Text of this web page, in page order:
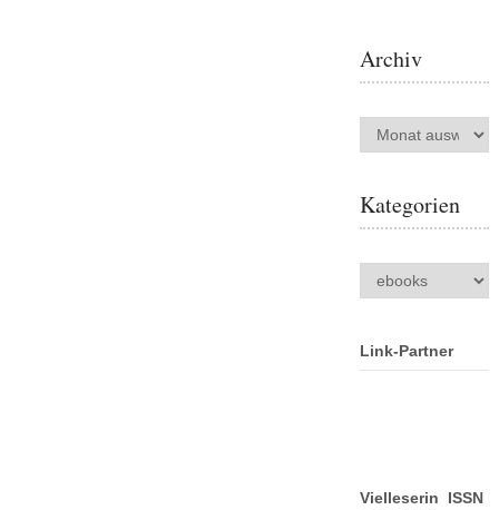
Archiv
Archiv
Kategorien
Kategorien
Link-Partner
Vielleserin ISSN